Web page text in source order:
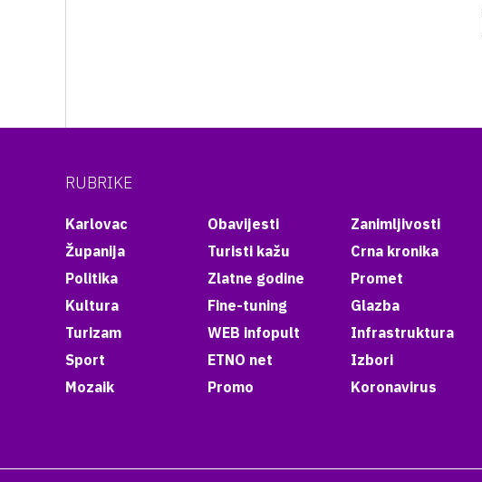
RUBRIKE
Karlovac
Županija
Politika
Kultura
Turizam
Sport
Mozaik
Obavijesti
Turisti kažu
Zlatne godine
Fine-tuning
WEB infopult
ETNO net
Promo
Zanimljivosti
Crna kronika
Promet
Glazba
Infrastruktura
Izbori
Koronavirus